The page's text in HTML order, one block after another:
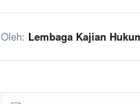
Oleh: Lembaga Kajian